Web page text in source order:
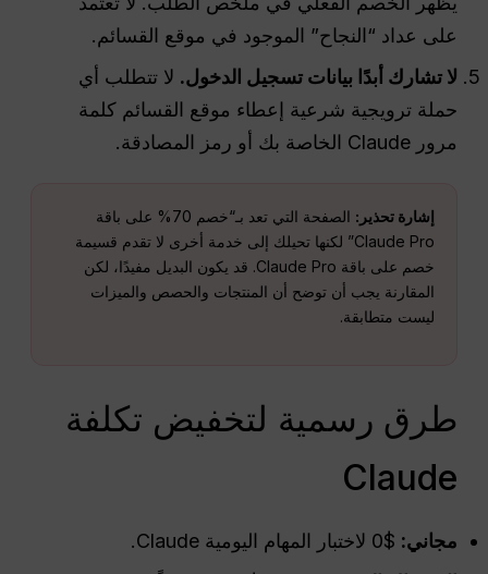
على عداد “النجاح” الموجود في موقع القسائم.
لا تشارك أبدًا بيانات تسجيل الدخول. لا تتطلب أي
حملة ترويجية شرعية إعطاء موقع القسائم كلمة
مرور Claude الخاصة بك أو رمز المصادقة.
إشارة تحذير:
الصفحة التي تعد بـ“خصم 70% على باقة
Claude Pro” لكنها تحيلك إلى خدمة أخرى لا تقدم قسيمة
خصم على باقة Claude Pro. قد يكون البديل مفيدًا، لكن
المقارنة يجب أن توضح أن المنتجات والحصص والميزات
ليست متطابقة.
طرق رسمية لتخفيض تكلفة
Claude
مجاني: $0 لاختبار المهام اليومية Claude.